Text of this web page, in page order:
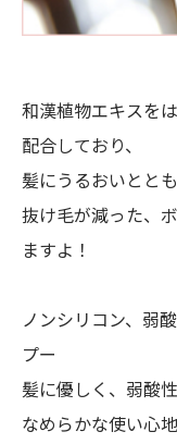
和漢植物エキスを
配合しており、
髪にうるおいとと
抜け毛が減った、
ますよ！
ノンシリコン、弱
プー
髪に優しく、弱酸
なめらかな使い心地